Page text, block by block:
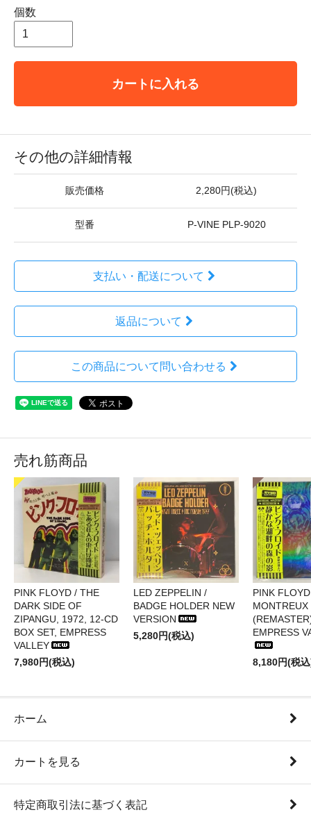
個数
カートに入れる
その他の詳細情報
販売価格 2,280円(税込)
型番 P-VINE PLP-9020
支払い・配送について
返品について
この商品について問い合わせる
売れ筋商品
PINK FLOYD / THE
DARK SIDE OF
ZIPANGU, 1972, 12-CD
BOX SET, EMPRESS
VALLEY
7,980円(税込)
LED ZEPPELIN /
BADGE HOLDER NEW
VERSION
5,280円(税込)
PINK
EMPRESS
8,180円(税
ホーム
カートを見る
特定商取引法に基づく表記